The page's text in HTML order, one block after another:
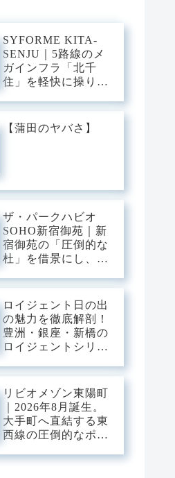
SYFORME KITA-
SENJU｜5路線のメ
ガインフラ「北千
住」を軽快に操り、
野へダイレクト。駅
前の圧倒的な躍動
と、分譲仕様の「洗
ス。
【蒲田のヤバさ】
ザ・パークハビオ
SOHO新宿御苑｜新
宿御苑の「圧倒的な
杜」を借景にし、新
内に収める。職住の
境界を美しく溶か
す、三菱地所レジデ
ンスが贈るハイエン
ドSOHOステージ。
ロイジェント日の出
の魅力を徹底解剖！
豊洲・銀座・新橋の
ロイジェントシリー
リビオメゾン東陽町
｜2026年8月誕生。
大手町へ直結する東
西線の圧倒的なポテ
し、江東の「豊かな